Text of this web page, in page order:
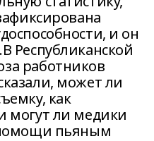
и он
Республиканской
работников
может ли
как
могут ли медики
пьяным